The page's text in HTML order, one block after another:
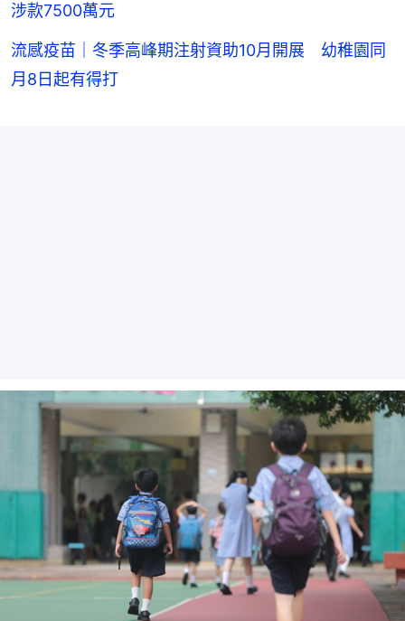
涉款7500萬元
流感疫苗｜冬季高峰期注射資助10月開展 幼稚園同
月8日起有得打